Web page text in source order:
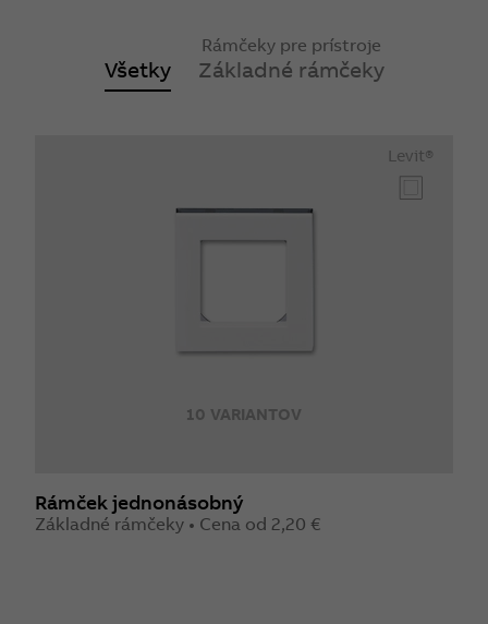
Všetky
Rámčeky pre prístroje
Základné rámčeky
10 VARIANTOV
Levit®
Rámček jednonásobný
Základné rámčeky • Cena od 2,20 €